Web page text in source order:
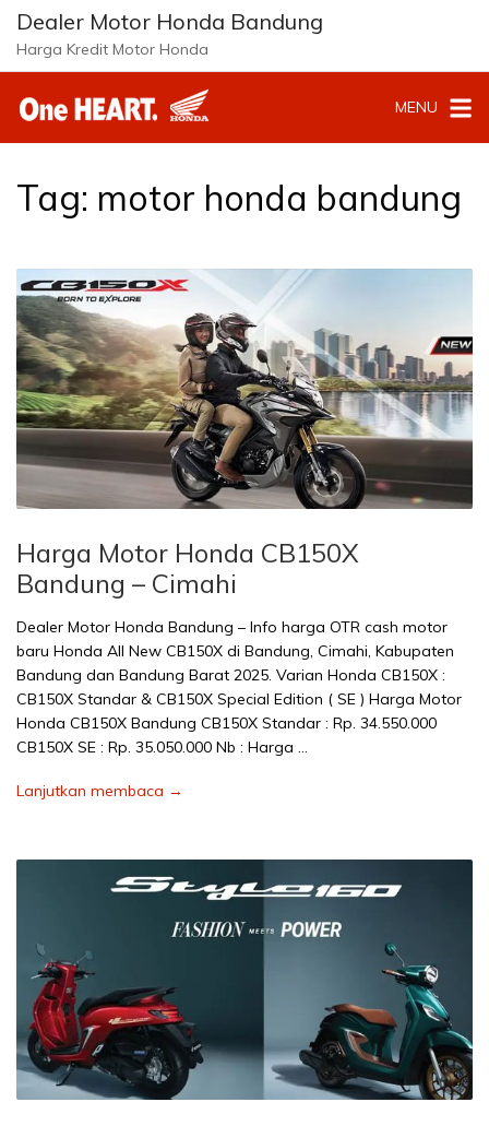
Dealer Motor Honda Bandung
Harga Kredit Motor Honda
MENU
Tag: motor honda bandung
Harga Motor Honda CB150X
Bandung – Cimahi
Dealer Motor Honda Bandung – Info harga OTR cash motor
baru Honda All New CB150X di Bandung, Cimahi, Kabupaten
Bandung dan Bandung Barat 2025. Varian Honda CB150X :
CB150X Standar & CB150X Special Edition ( SE ) Harga Motor
Honda CB150X Bandung CB150X Standar : Rp. 34.550.000
CB150X SE : Rp. 35.050.000 Nb : Harga …
Lanjutkan membaca →